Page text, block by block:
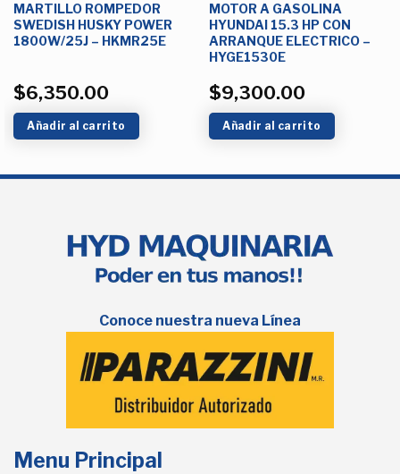
MARTILLO ROMPEDOR
SWEDISH HUSKY POWER
1800W/25J – HKMR25E
$6,350.00
Añadir al carrito
MOTOR A GASOLINA
HYUNDAI 15.3 HP CON
ARRANQUE ELECTRICO –
HYGE1530E
$9,300.00
Añadir al carrito
Conoce nuestra nueva Línea
Menu Principal